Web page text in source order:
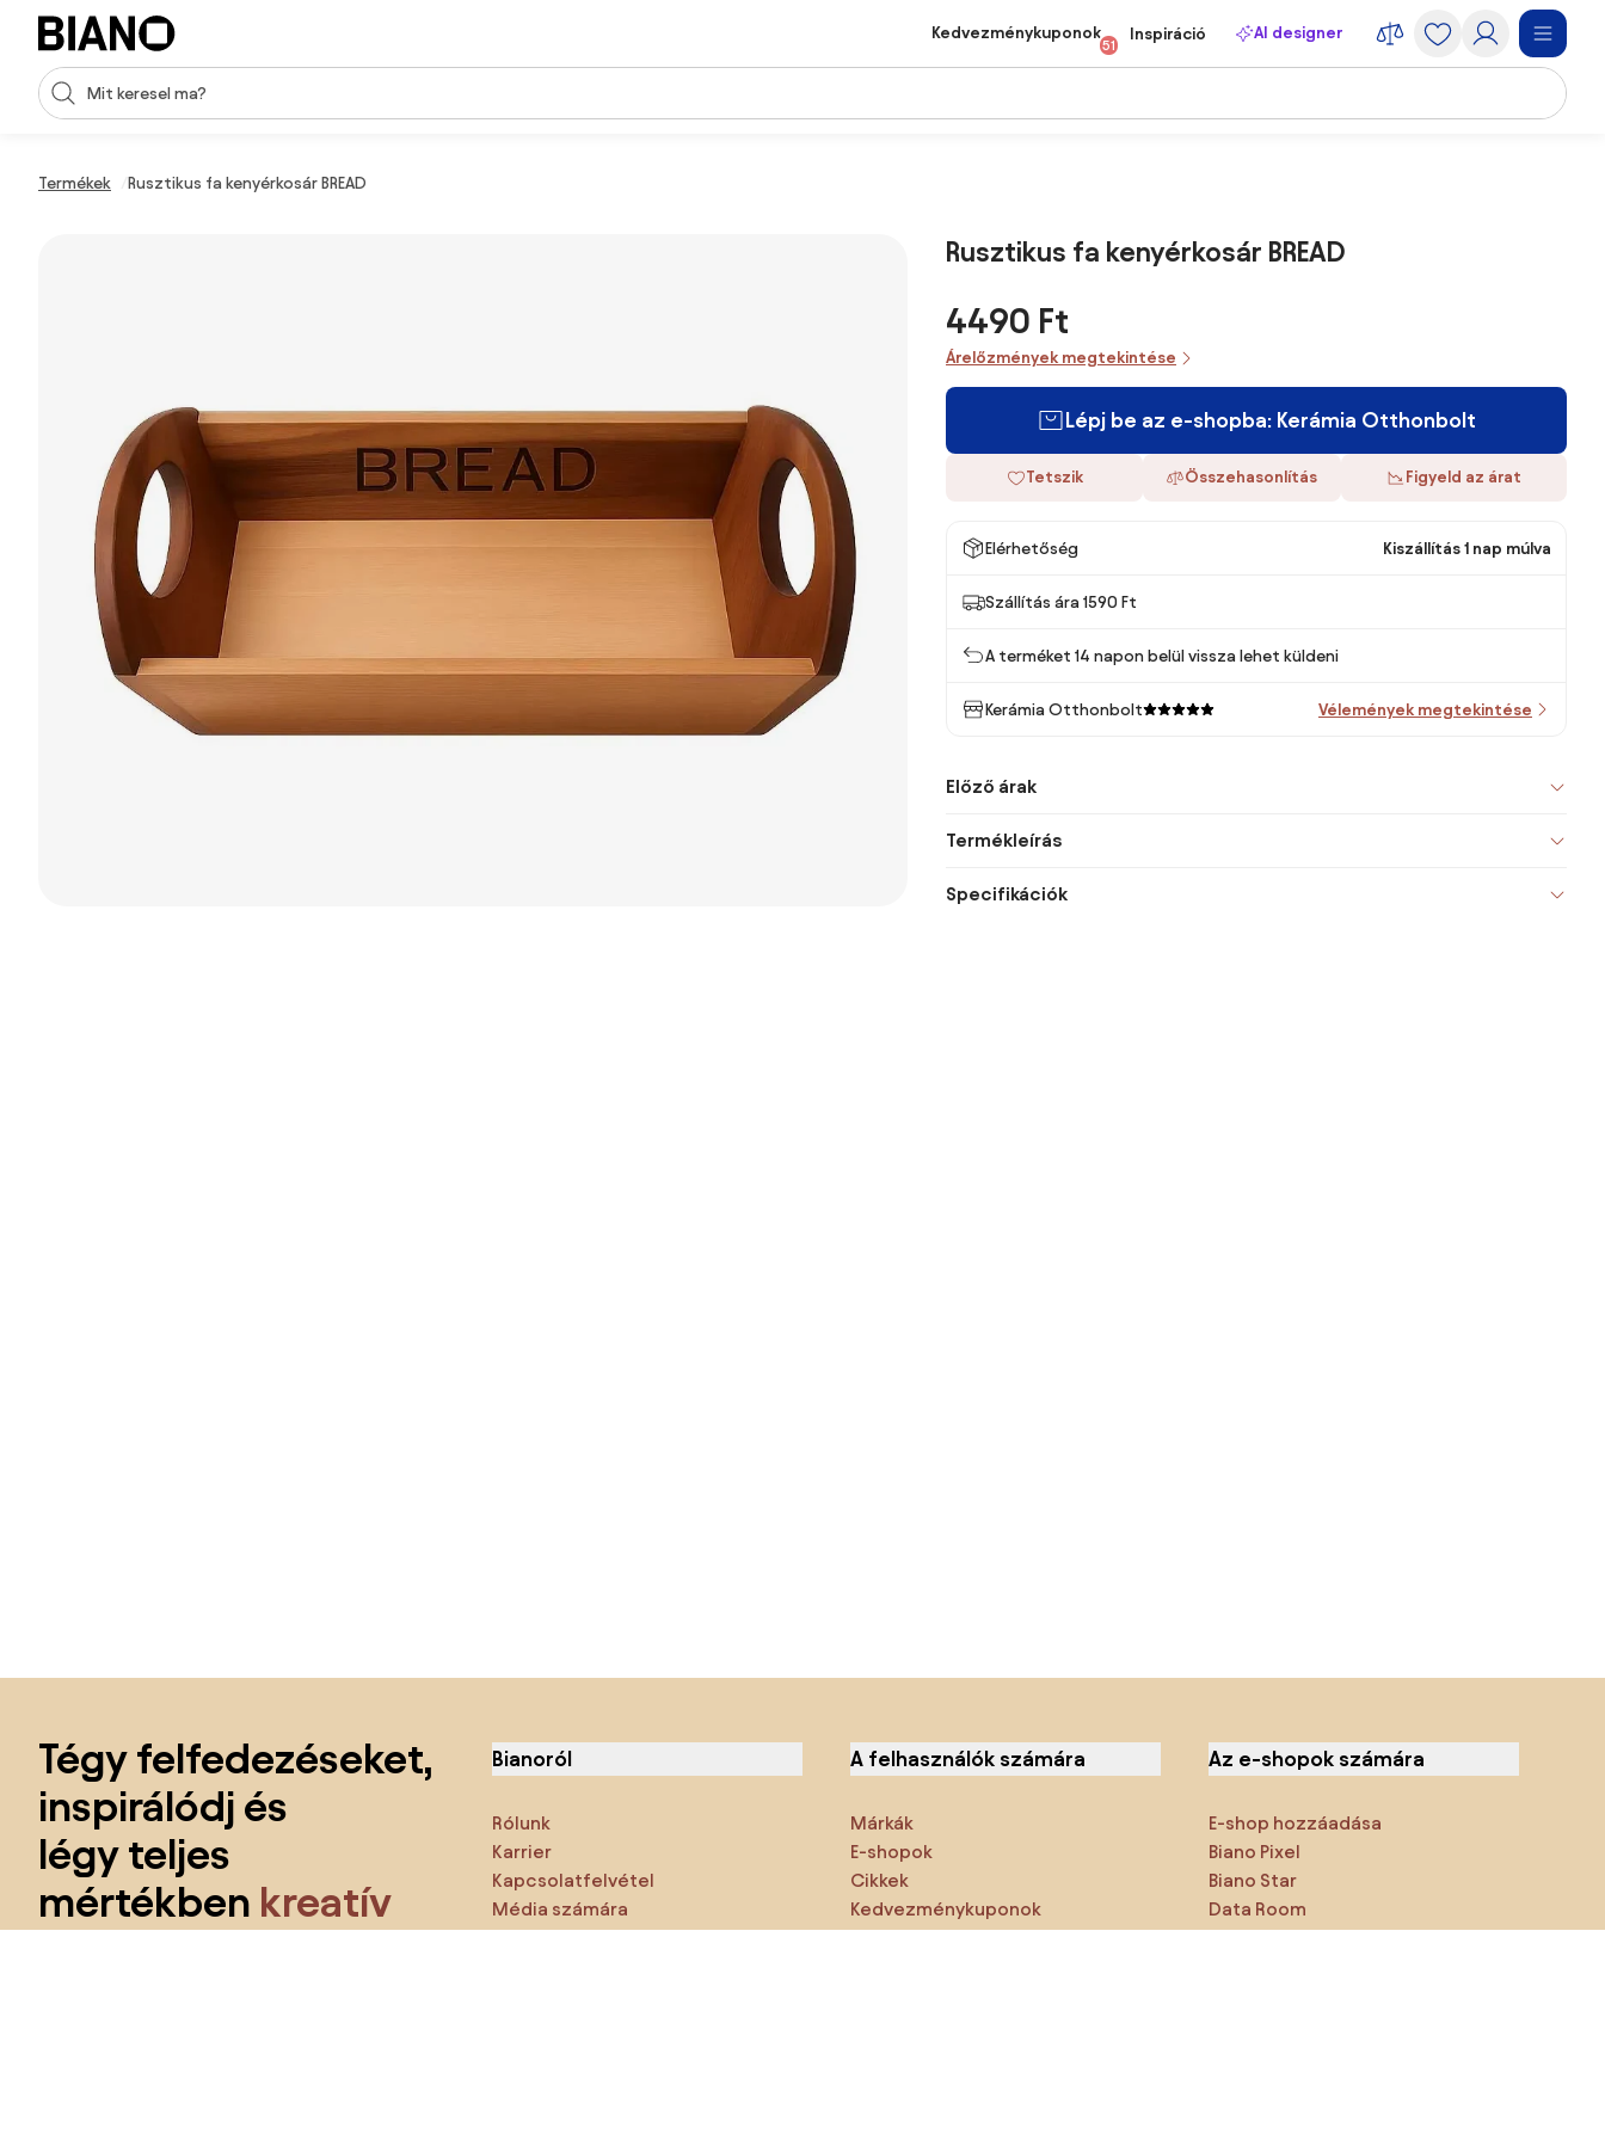
Navigáció kihagyása, ugrás a tartalomra
Keresési bevitel
Kedvezménykuponok
51
Inspiráció AI designer
Termékek Rusztikus fa kenyérkosár BREAD
Rusztikus fa kenyérkosár BREAD
4490 Ft
Árelőzmények megtekintése
Lépj be az e-shopba: Kerámia Otthonbolt
Tetszik Összehasonlítás Figyeld az árat
Elérhetőség Kiszállítás 1 nap múlva
Szállítás ára 1590 Ft
A terméket 14 napon belül vissza lehet küldeni
Kerámia Otthonbolt Vélemények megtekintése
Előző árak
Termékleírás
Specifikációk
Tégy felfedezéseket,
inspirálódj és
légy teljes
mértékben kreatív
Bianoról
Rólunk
Karrier
Kapcsolatfelvétel
Média számára
A felhasználók számára
Márkák
E-shopok
Cikkek
Kedvezménykuponok
Az e-shopok számára
E-shop hozzáadása
Biano Pixel
Biano Star
Data Room